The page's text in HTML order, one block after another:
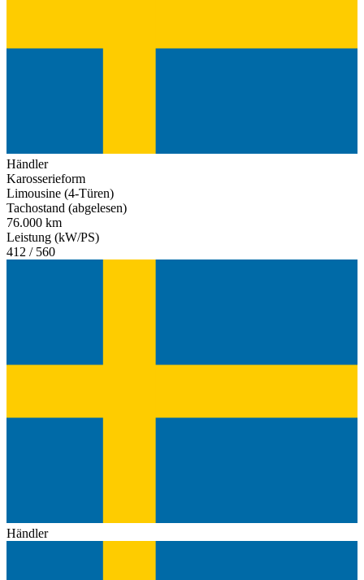
Händler
Karosserieform
Limousine (4-Türen)
Tachostand (abgelesen)
76.000 km
Leistung (kW/PS)
412 / 560
Händler